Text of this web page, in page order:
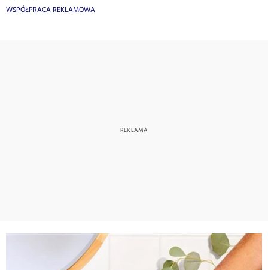
WSPÓŁPRACA REKLAMOWA